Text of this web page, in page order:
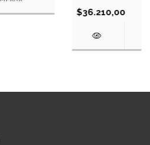
$36.210,00